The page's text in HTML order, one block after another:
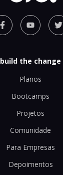
build the change
Planos
Bootcamps
Projetos
Comunidade
Para Empresas
Depoimentos